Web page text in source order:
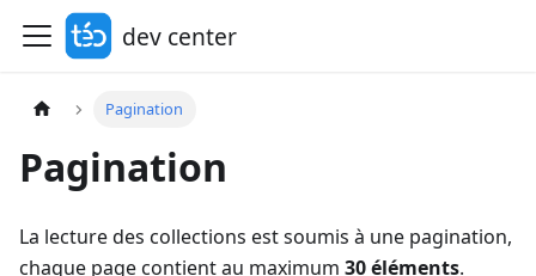
dev center
Pagination
Pagination
La lecture des collections est soumis à une pagination,
chaque page contient au maximum 30 éléments.